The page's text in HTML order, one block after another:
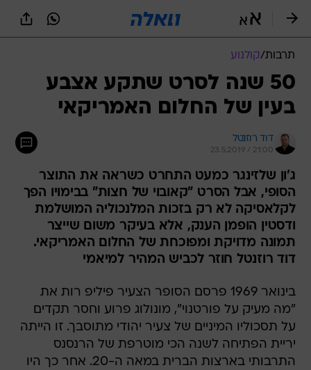
תרבות/קולנוע
50 שנה לסרט שתקע אצבע
בעין של החלום האמריקאי
דוד רוזנטל
23.5.2019 / 21:00
ג'ון שלזינגר כמעט התחרט כשראה את התוצר
הסופי, אבל הסרט "קאובוי של חצות" בבימויו הפך
לקלאסיקה לא רק בזכות המלנכוליה המושלמת
ודסטין הופמן הענק, אלא בעיקר משום שייצר
תמונה מדויקת ומפוכחת של החלום האמריקאי.
דוד רוזנטל חוזר לכביש המהיר למיאמי
בינואר 1969 פרסם הסופר הצעיר פיליפ רות את
"מה מעיק על פורטנוי", מונולוג פרוע וחסר תקדים
על תסכוליו המיניים של צעיר יהודי מתוסבך. זו הייתה
יריית הפתיחה לשנה הכי מוטרפת של הרנסנס
התרבותי בארצות הברית במאה ה-20. אחר כך היו